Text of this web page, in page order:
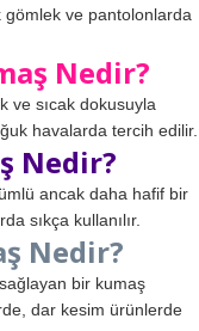
gömlek ve pantolonlarda
Nedir?
ve sıcak dokusuyla
havalarda tercih edilir.
Nedir?
ancak daha hafif bir
sıkça kullanılır.
Nedir?
bir kumaş
dar kesim ürünlerde